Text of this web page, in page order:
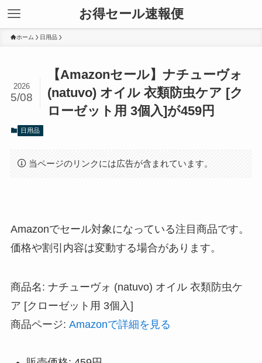
お得セール速報便
ホーム 日用品
【Amazonセール】ナチューヴォ
(natuvo) オイル 衣類防虫ケア [ク
ローゼット用 3個入]が459円
2026
5/08
日用品
当ページのリンクには広告が含まれています。
Amazonでセール対象になっている注目商品です。
価格や割引内容は変動する場合があります。
商品名: ナチューヴォ (natuvo) オイル 衣類防虫ケ
ア [クローゼット用 3個入]
商品ページ: Amazonで詳細を見る